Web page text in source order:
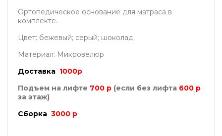
Ортопедическое основание для матраса в
комплекте.
Цвет: бежевый; серый; шоколад.
Материал: Микровелюр
Доставка 1000р
Подъем на лифте 700 р (если без лифта 600 р
за этаж)
Сборка 3000 р